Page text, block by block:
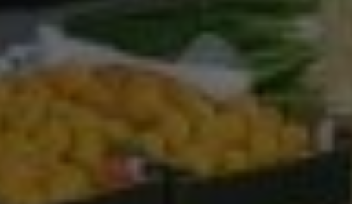
Marketing
Marketing Cookies werden von Drittanbietern oder
Publishern verwendet, um personalisierte
Besucher über Websites hinweg verfolgen.